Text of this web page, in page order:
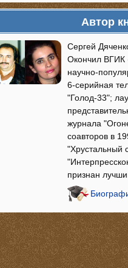
Автор
Сергей
Окончил ВГИК
научно-
6-серийная
"Голод-33";
журнала
соавторов в
"Хрустальный
признан